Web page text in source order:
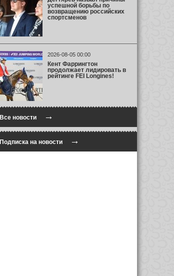
успешной борьбы по
возвращению российских
спортсменов
2026-08-05 00:00
Кент Фаррингтон
продолжает лидировать в
рейтинге FEI Longines!
Все новости→
Подписка на новости→